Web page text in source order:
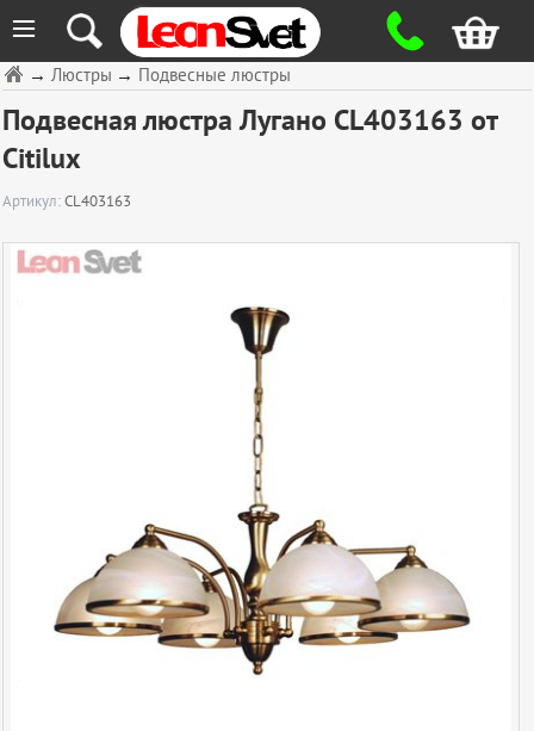
≡
→ Подвесные люстры
→Люстры
Подвесная люстра Лугано CL403163 от
Citilux
Артикул:CL403163